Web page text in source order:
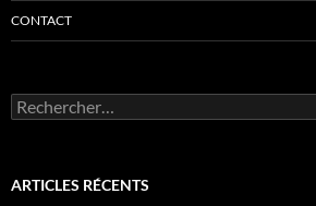
CONTACT
Rechercher :
ARTICLES RÉCENTS